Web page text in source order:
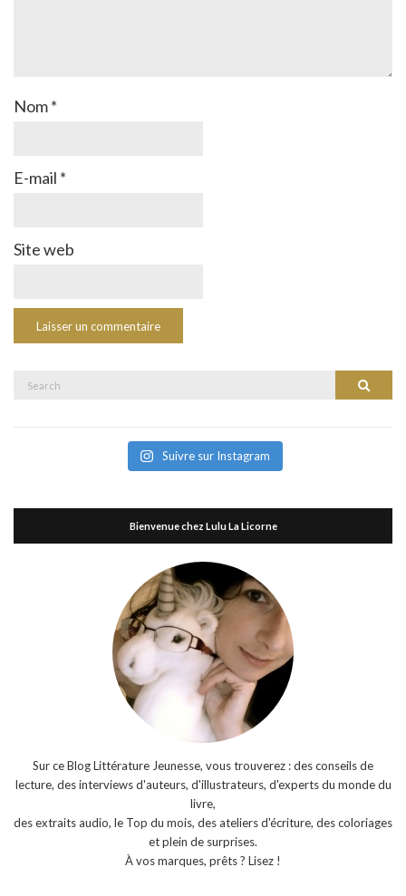
Nom*
E-mail *
Site web
Search
Suivre sur Instagram
Bienvenue chez Lulu La Licorne
Sur ce Blog Littérature Jeunesse, vous trouverez : des conseils de
lecture, des interviews d'auteurs, d'illustrateurs, d'experts du monde du
livre,
des extraits audio, le Top du mois, des ateliers d'écriture, des coloriages
et plein de surprises.
À vos marques, prêts ? Lisez !